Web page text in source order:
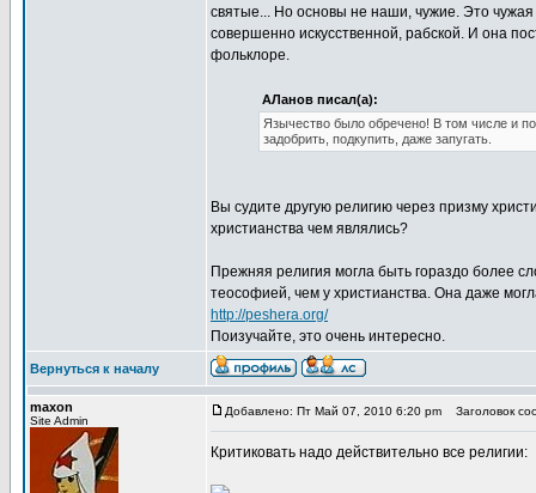
святые... Но основы не наши, чужие. Это
совершенно искусственной, рабской. И она
фольклоре.
АЛанов писал(а):
Язычество было обречено! В том числе и
задобрить, подкупить, даже запугать.
Вы судите другую религию через призму
христианства чем являлись?
Прежняя религия могла быть гораздо более
теософией, чем у христианства. Она даже
http://peshera.org/
Поизучайте, это очень интересно.
Вернуться к началу
maxon
Site Admin
Добавлено: Пт Май 07, 2010 6:20 pm Заголовок
Критиковать надо действительно все религии: